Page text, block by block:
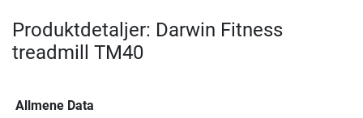
Produktdetaljer: Darwin Fitness
treadmill TM40
Allmene Data